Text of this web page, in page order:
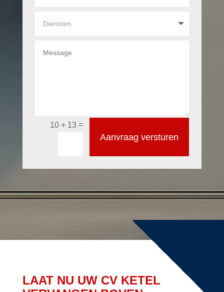
10 + 13 =
Aanvraag versturen
LAAT NU UW CV KETEL